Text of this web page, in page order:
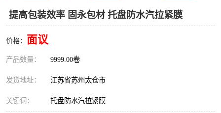
提高包装效率 固永包材 托盘防水汽拉紧膜
价格： 面议
产品数量： 9999.00卷
发货地址： 江苏省苏州太仓市
关键词： 托盘防水汽拉紧膜